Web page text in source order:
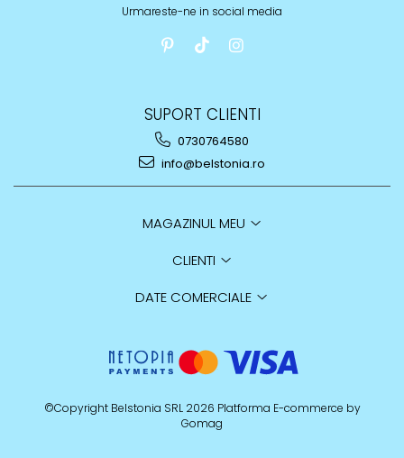
Urmareste-ne in social media
SUPORT CLIENTI
0730764580
info@belstonia.ro
MAGAZINUL MEU
CLIENTI
DATE COMERCIALE
©Copyright Belstonia SRL 2026 Platforma E-commerce by
Gomag